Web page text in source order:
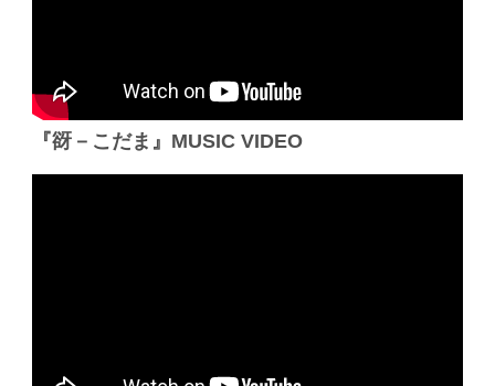
『谺－こだま』MUSIC VIDEO